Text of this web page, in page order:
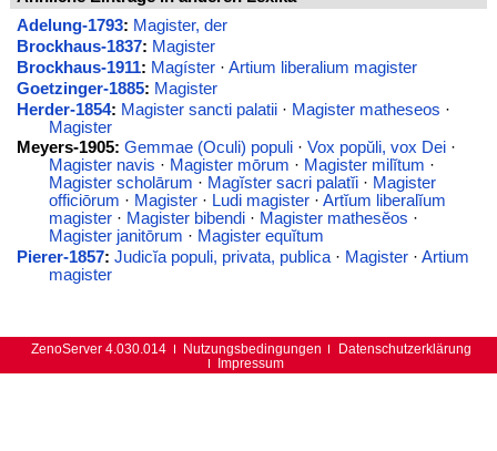
Adelung-1793: Magister, der
Brockhaus-1837: Magister
Brockhaus-1911: Magíster· Artium liberalium magister
Goetzinger-1885: Magister
Herder-1854: Magister sancti palatii· Magister matheseos ·
Magister
Meyers-1905: Gemmae (Oculi) populi· Vox popŭli, vox Dei·
Magister navis · Magister mōrum · Magister milĭtum ·
Magister scholārum · Magĭster sacri palatĭi· Magister
officiōrum · Magister· Ludi magister· Artĭum liberalĭum
magister· Magister bibendi· Magister mathesĕos ·
Magister janitōrum · Magister equĭtum
Pierer-1857: Judicĭa populi, privata, publica· Magister· Artium
magister
ZenoServer 4.030.014 Nutzungsbedingungen
Datenschutzerklärung
Impressum